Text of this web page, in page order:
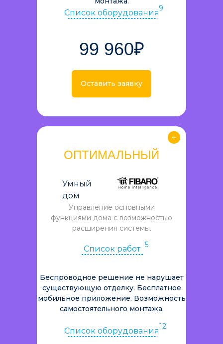
ОПТИМАЛЬНЫЙ
Управление основными
функциями дома с возможностью
расширения системы.
Беспроводное решение не нарушает
существующую отделку. Бесплатное
мобильное приложение. Возможность
самостоятельного монтажа.
Список оборудования
Список работ 5
12
Оставить заявку
99 960₽
Список оборудования9
Умный
дом